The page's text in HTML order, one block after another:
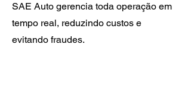
SAE Auto gerencia toda operação em
tempo real, reduzindo custos e
evitando fraudes.